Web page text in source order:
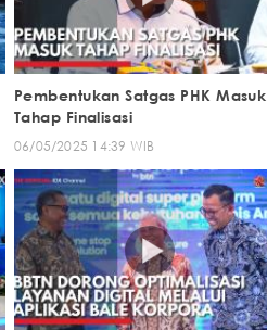
Pembentukan Satgas PHK Masuk
Tahap Finalisasi
06/05/2025 14:39 WIB